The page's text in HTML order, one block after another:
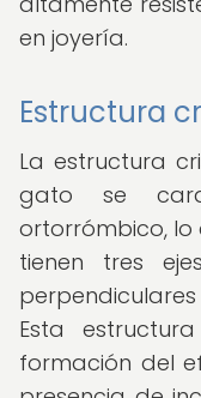
en joyería.
Estructura
La estructura
gato se
ortorrómbico, lo
tienen tres
Esta
formación del